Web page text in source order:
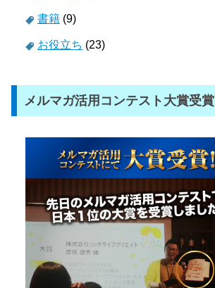
書籍 (9)
お役立ち (23)
メルマガ活用コンテスト大賞受賞